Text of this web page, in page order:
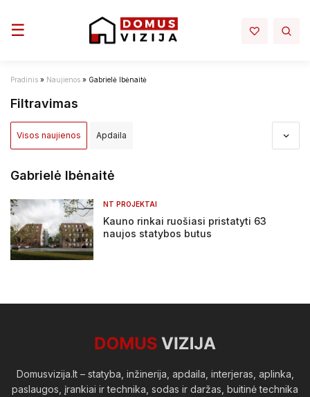
Toggle navigation
☰
Pradinis » Naujienos » Gabrielė Ibėnaitė
Filtravimas
Visos naujienos Apdaila
Infrastruktura Interjeras Inžinerija
Įstatymai ir reglamentai
Gabrielė Ibėnaitė
NT PROJEKTAI
Kauno rinkai ruošiasi pristatyti 63
naujos statybos butus
Domusvizija.lt – statyba, inžinerija, apdaila, interjeras, aplinka,
paslaugos, įrankiai ir technika, sodas ir daržas, buitinė technika